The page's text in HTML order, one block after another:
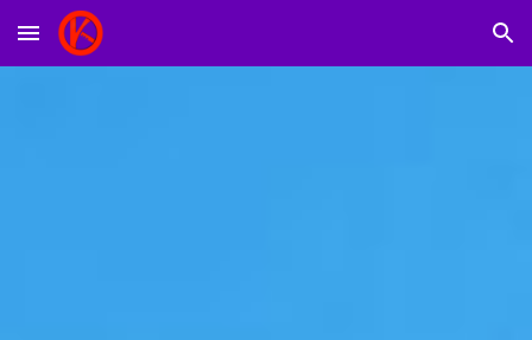
Skip to main content Skip to navigation